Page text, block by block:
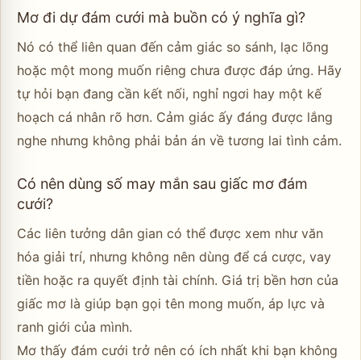
Mơ đi dự đám cưới mà buồn có ý nghĩa gì?
Nó có thể liên quan đến cảm giác so sánh, lạc lõng
hoặc một mong muốn riêng chưa được đáp ứng. Hãy
tự hỏi bạn đang cần kết nối, nghỉ ngơi hay một kế
hoạch cá nhân rõ hơn. Cảm giác ấy đáng được lắng
nghe nhưng không phải bản án về tương lai tình cảm.
Có nên dùng số may mắn sau giấc mơ đám
cưới?
Các liên tưởng dân gian có thể được xem như văn
hóa giải trí, nhưng không nên dùng để cá cược, vay
tiền hoặc ra quyết định tài chính. Giá trị bền hơn của
giấc mơ là giúp bạn gọi tên mong muốn, áp lực và
ranh giới của mình.
Mơ thấy đám cưới trở nên có ích nhất khi bạn không